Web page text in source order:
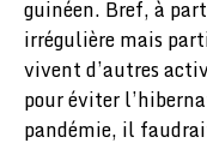
guinéen. Bref, à
irrégulière mais
vivent d’autres
pour éviter
pandémie, il